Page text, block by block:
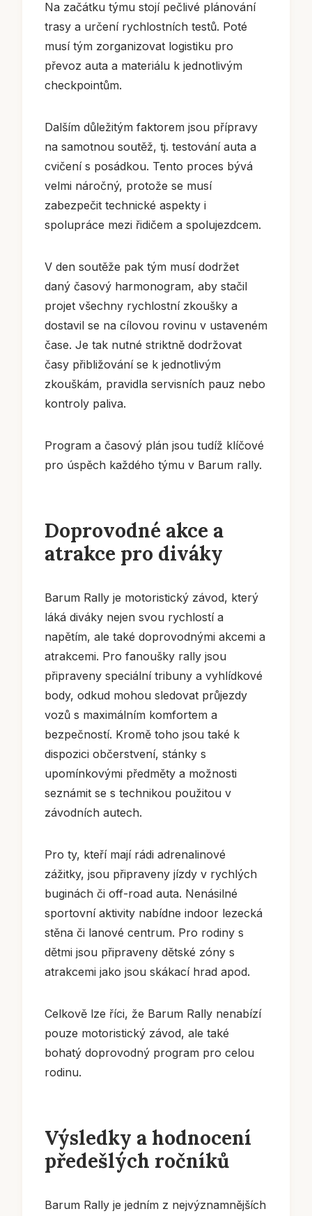
Na začátku týmu stojí pečlivé plánování
trasy a určení rychlostních testů. Poté
musí tým zorganizovat logistiku pro
převoz auta a materiálu k jednotlivým
checkpointům.
Dalším důležitým faktorem jsou přípravy
na samotnou soutěž, tj. testování auta a
cvičení s posádkou. Tento proces bývá
velmi náročný, protože se musí
zabezpečit technické aspekty i
spolupráce mezi řidičem a spolujezdcem.
V den soutěže pak tým musí dodržet
daný časový harmonogram, aby stačil
projet všechny rychlostní zkoušky a
dostavil se na cílovou rovinu v ustaveném
čase. Je tak nutné striktně dodržovat
časy přibližování se k jednotlivým
zkouškám, pravidla servisních pauz nebo
kontroly paliva.
Program a časový plán jsou tudíž klíčové
pro úspěch každého týmu v Barum rally.
Doprovodné akce a
atrakce pro diváky
Barum Rally je motoristický závod, který
láká diváky nejen svou rychlostí a
napětím, ale také doprovodnými akcemi a
atrakcemi. Pro fanoušky rally jsou
připraveny speciální tribuny a vyhlídkové
body, odkud mohou sledovat průjezdy
vozů s maximálním komfortem a
bezpečností. Kromě toho jsou také k
dispozici občerstvení, stánky s
upomínkovými předměty a možnosti
seznámit se s technikou použitou v
závodních autech.
Pro ty, kteří mají rádi adrenalinové
zážitky, jsou připraveny jízdy v rychlých
buginách či off-road auta. Nenásilné
sportovní aktivity nabídne indoor lezecká
stěna či lanové centrum. Pro rodiny s
dětmi jsou připraveny dětské zóny s
atrakcemi jako jsou skákací hrad apod.
Celkově lze říci, že Barum Rally nenabízí
pouze motoristický závod, ale také
bohatý doprovodný program pro celou
rodinu.
Výsledky a hodnocení
předešlých ročníků
Barum Rally je jedním z nejvýznamnějších